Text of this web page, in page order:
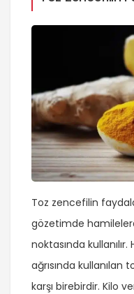
Toz zencefilin
gözetimde
noktasında kullanılır.
ağrısında kullanılan
karşı birebirdir. Kilo